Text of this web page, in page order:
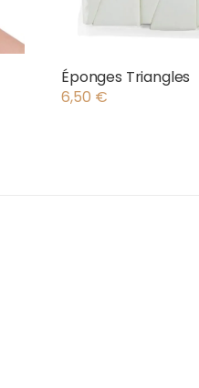
Éponges Triangles
6,50 €